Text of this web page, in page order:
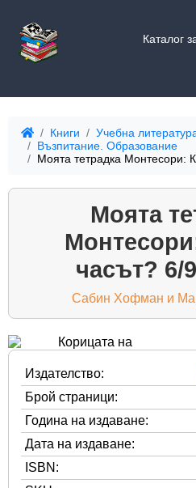
Каталог
Книги
Учебна
Възпитание. Образование
Моята тетрадка Монтесори:
Моята
часът? 6/
Сабин Хофман и
Издателство:
Брой страници:
Година на издаване:
Дата на издаване:
ISBN: